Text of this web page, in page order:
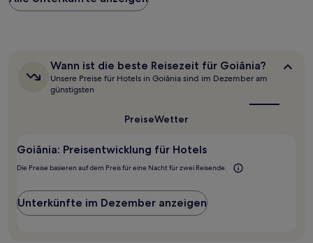
Nacht,
24 Stunden
von
2 Erwachsenen
wurde.
Preise
und
Wann
ist
die
beste
Wann ist die beste Reisezeit für Goiânia?
Unsere Preise für Hotels in Goiânia sind im Dezember am
günstigsten
PreiseWetter
Goiânia: Preisentwicklung für Hotels
Die Preise basieren auf dem Preis für eine Nacht für zwei Reisende.
Unterkünfte im Dezember anzeigen